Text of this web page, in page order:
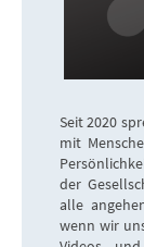
Seit 2020
mit
der
alle
wenn wir